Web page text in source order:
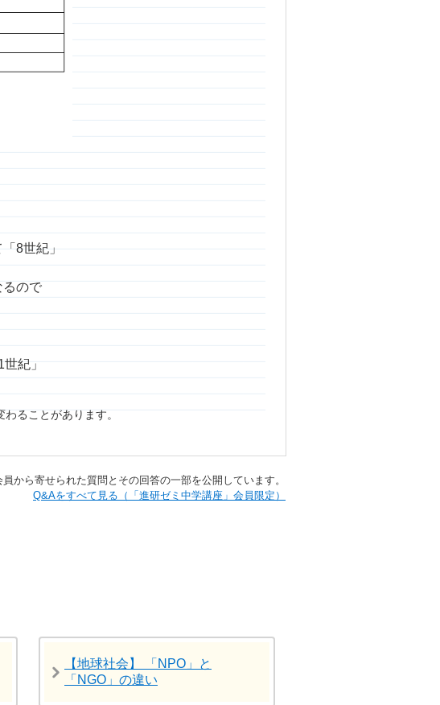
8世紀」
ので
紀」
ることがあります。
から寄せられた質問とその回答の一部を公開しています。​
​​Q&Aをすべて見る（「進研ゼミ中学講座」会員限定）
【地球社会】 「NPO」と
「NGO」の違い